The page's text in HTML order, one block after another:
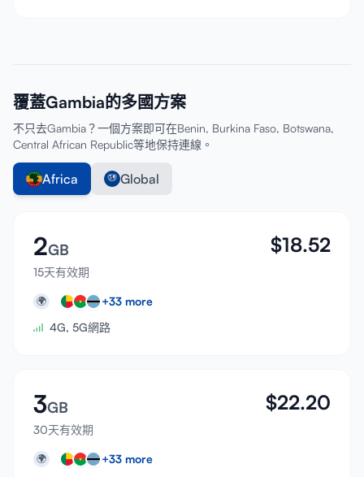
覆蓋Gambia的多國方案
不只去Gambia？一個方案即可在Benin, Burkina Faso, Botswana,
Central African Republic等地保持連線。
Africa Global
2GB
15天有效期
$18.52
🌍 +33 more
4G, 5G網路
3GB
30天有效期
$22.20
🌍 +33 more